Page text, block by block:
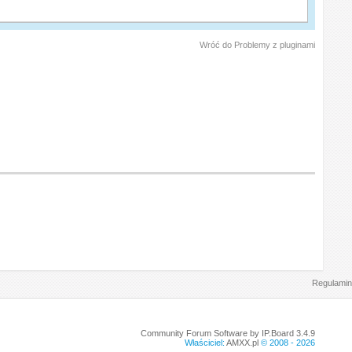
Wróć do Problemy z pluginami
Regulamin
Community Forum Software by IP.Board 3.4.9
Właściciel: AMXX.pl© 2008 - 2026